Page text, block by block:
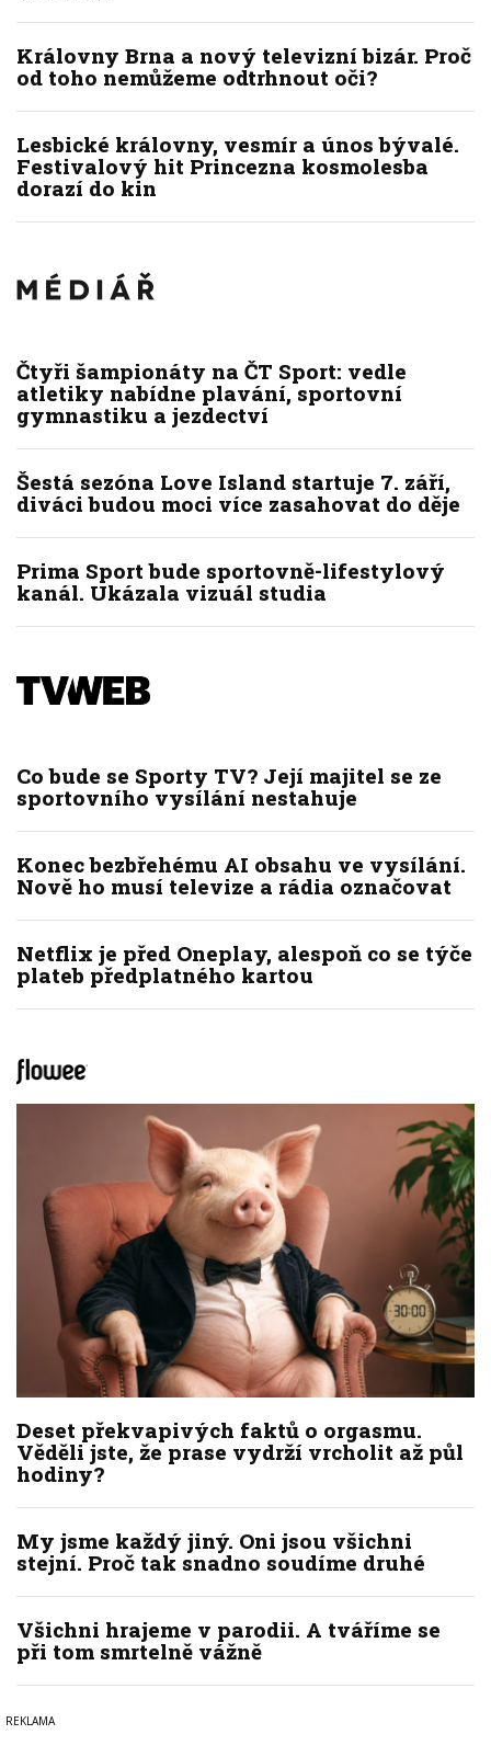
Královny Brna a nový televizní bizár. Proč
od toho nemůžeme odtrhnout oči?
Lesbické královny, vesmír a únos bývalé.
Festivalový hit Princezna kosmolesba
dorazí do kin
Čtyři šampionáty na ČT Sport: vedle
atletiky nabídne plavání, sportovní
gymnastiku a jezdectví
Šestá sezóna Love Island startuje 7. září,
diváci budou moci více zasahovat do děje
Prima Sport bude sportovně-lifestylový
kanál. Ukázala vizuál studia
Co bude se Sporty TV? Její majitel se ze
sportovního vysílání nestahuje
Konec bezbřehému AI obsahu ve vysílání.
Nově ho musí televize a rádia označovat
Netflix je před Oneplay, alespoň co se týče
plateb předplatného kartou
Deset překvapivých faktů o orgasmu.
Věděli jste, že prase vydrží vrcholit až půl
hodiny?
My jsme každý jiný. Oni jsou všichni
stejní. Proč tak snadno soudíme druhé
Všichni hrajeme v parodii. A tváříme se
při tom smrtelně vážně